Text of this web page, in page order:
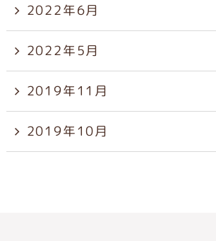
2022年6月
2022年5月
2019年11月
2019年10月